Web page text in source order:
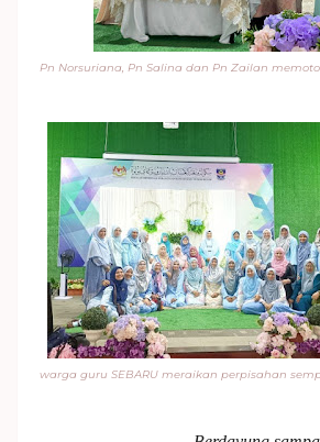
Pn Norsuriana, Pn Salina dan Pn Zailan
warga guru SEBARU meraikan perpisahan